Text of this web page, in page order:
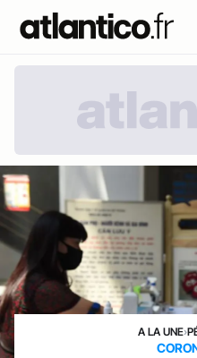
A LA UNE›